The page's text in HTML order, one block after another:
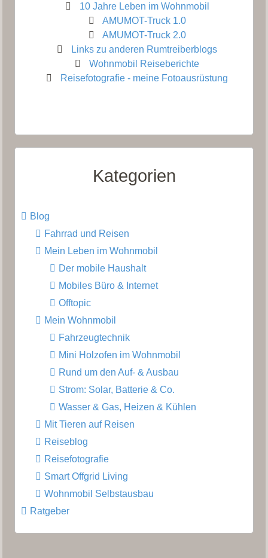
10 Jahre Leben im Wohnmobil
AMUMOT-Truck 1.0
AMUMOT-Truck 2.0
Links zu anderen Rumtreiberblogs
Wohnmobil Reiseberichte
Reisefotografie - meine Fotoausrüstung
Kategorien
Blog
Fahrrad und Reisen
Mein Leben im Wohnmobil
Der mobile Haushalt
Mobiles Büro & Internet
Offtopic
Mein Wohnmobil
Fahrzeugtechnik
Mini Holzofen im Wohnmobil
Rund um den Auf- & Ausbau
Strom: Solar, Batterie & Co.
Wasser & Gas, Heizen & Kühlen
Mit Tieren auf Reisen
Reiseblog
Reisefotografie
Smart Offgrid Living
Wohnmobil Selbstausbau
Ratgeber